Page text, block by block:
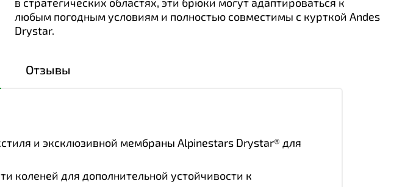
любым погодным условиям и полностью совместимы с курткой Andes
Drystar.
Отзывы
и эксклюзивной мембраны Alpinestars Drystar® для
коленей для дополнительной устойчивости к